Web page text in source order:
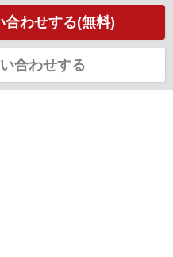
合わせする(無料)
合わせする